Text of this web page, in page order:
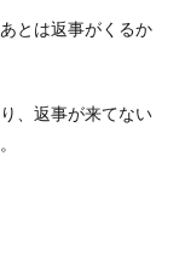
とは返事がくるか
、返事が来てない